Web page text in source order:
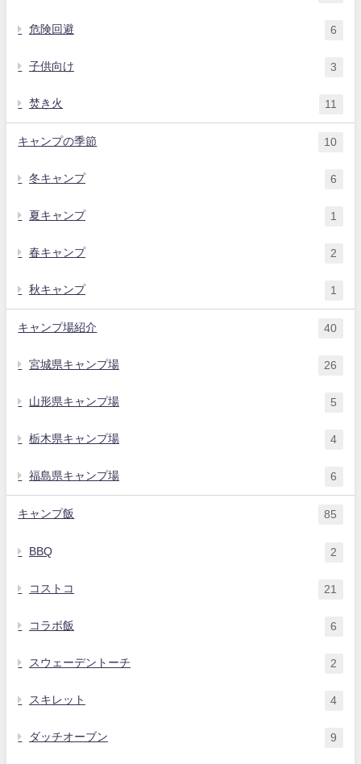
危険回避 6
子供向け 3
焚き火 11
キャンプの季節 10
冬キャンプ 6
夏キャンプ 1
春キャンプ 2
秋キャンプ 1
キャンプ場紹介 40
宮城県キャンプ場 26
山形県キャンプ場 5
栃木県キャンプ場 4
福島県キャンプ場 6
キャンプ飯 85
BBQ 2
コストコ 21
コラボ飯 6
スウェーデントーチ 2
スキレット 4
ダッチオーブン 9